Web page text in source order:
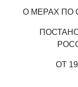
О МЕРАХ ПО
ОТ